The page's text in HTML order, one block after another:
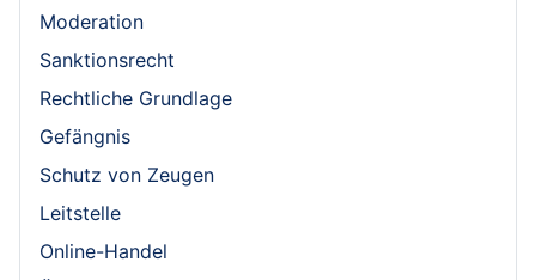
Moderation
Sanktionsrecht
Rechtliche Grundlage
Gefängnis
Schutz von Zeugen
Leitstelle
Online-Handel